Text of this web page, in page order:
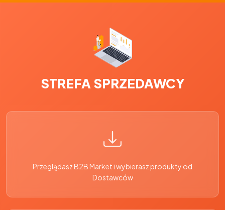
STREFA SPRZEDAWCY
Przeglądasz B2B Market i wybierasz produkty od
Dostawców